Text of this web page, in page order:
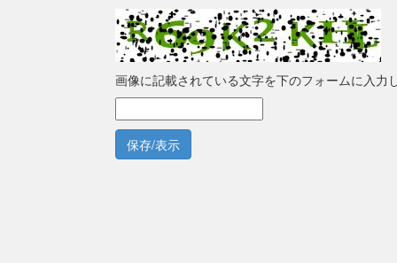
画像に記載されている文字を下のフォームに入力
保存/表示